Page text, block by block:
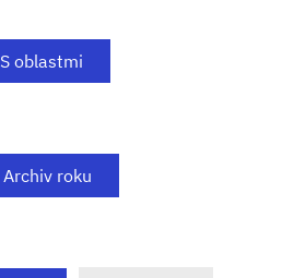
S oblastmi
Archiv roku